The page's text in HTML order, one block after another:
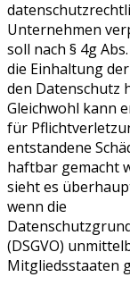
Unternehmen
soll nach § 4g
die Einhaltung
den Datenschutz
Gleichwohl kann
für
entstandene
haftbar gemacht
sieht es
wenn die
(DSGVO)
Mitgliedsstaaten